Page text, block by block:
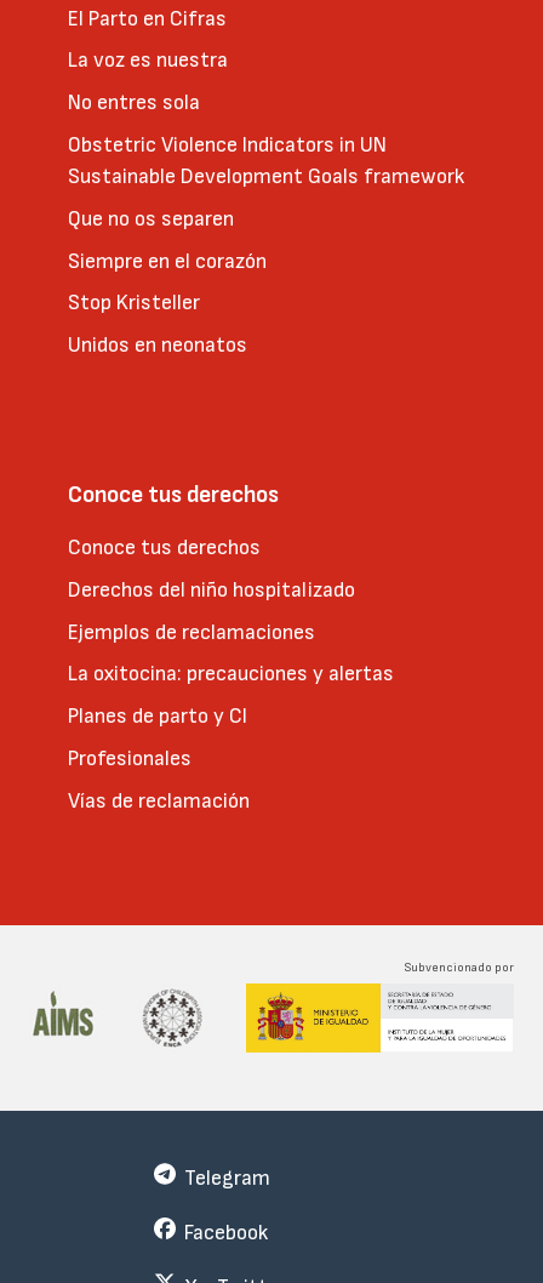
El Parto en Cifras
La voz es nuestra
No entres sola
Obstetric Violence Indicators in UN
Sustainable Development Goals framework
Que no os separen
Siempre en el corazón
Stop Kristeller
Unidos en neonatos
Conoce tus derechos
Conoce tus derechos
Derechos del niño hospitalizado
Ejemplos de reclamaciones
La oxitocina: precauciones y alertas
Planes de parto y CI
Profesionales
Vías de reclamación
Subvencionado por
Telegram
Facebook